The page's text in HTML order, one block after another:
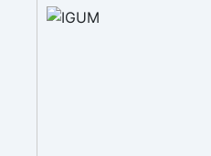
metallo a basso
cemento. Resistente e